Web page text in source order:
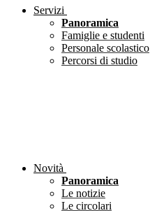
Servizi
Panoramica
Famiglie e studenti
Personale scolastico
Percorsi di studio
Novità
Panoramica
Le notizie
Le circolari